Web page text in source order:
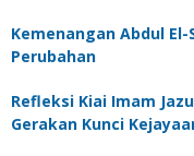
Kemenangan Abdul
Perubahan
Refleksi Kiai Imam
Gerakan Kunci